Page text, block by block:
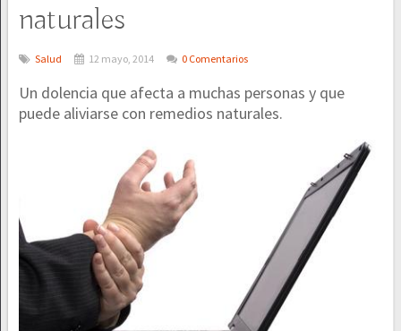
naturales
Salud 12 mayo, 2014 0 Comentarios
Un dolencia que afecta a muchas personas y que
puede aliviarse con remedios naturales.